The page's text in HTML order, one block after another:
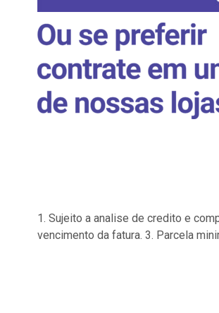
1. Sujeito a analise de credito e
vencimento da fatura. 3. Parcela